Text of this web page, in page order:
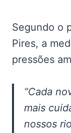
Segundo o
Pires, a
pressões
“Cada
mais
nossos